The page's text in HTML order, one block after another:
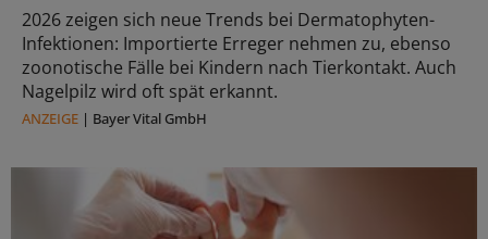
2026 zeigen sich neue Trends bei Dermatophyten-
Infektionen: Importierte Erreger nehmen zu, ebenso
zoonotische Fälle bei Kindern nach Tierkontakt. Auch
Nagelpilz wird oft spät erkannt.
ANZEIGE | Bayer Vital GmbH